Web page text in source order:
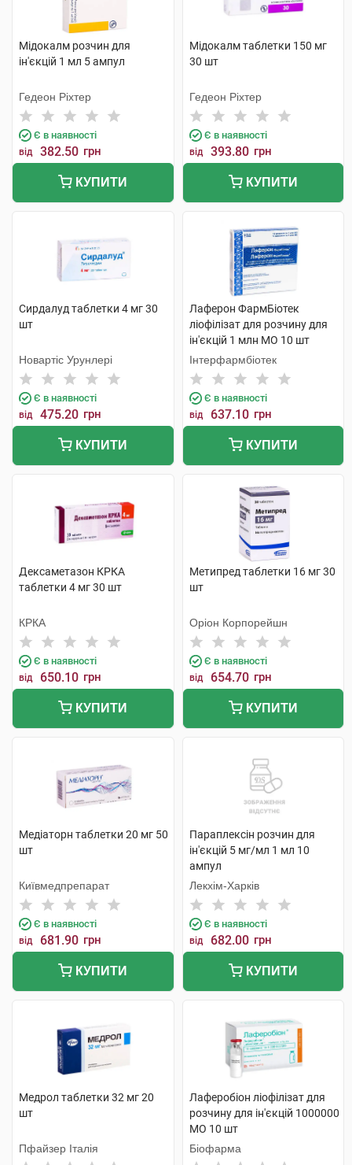
Мідокалм розчин для
ін'єкцій 1 мл 5 ампул
Гедеон Ріхтер
Є в наявності
від 382.50 грн
КУПИТИ
Мідокалм таблетки 150 мг
30 шт
Гедеон Ріхтер
Є в наявності
від 393.80 грн
КУПИТИ
Сирдалуд таблетки 4 мг 30
шт
Новартіс Урунлері
Є в наявності
від 475.20 грн
КУПИТИ
Лаферон ФармБіотек
ліофілізат для розчину для
ін'єкцій 1 млн МО 10 шт
Інтерфармбіотек
Є в наявності
від 637.10 грн
КУПИТИ
Дексаметазон КРКА
таблетки 4 мг 30 шт
КРКА
Є в наявності
від 650.10 грн
КУПИТИ
Метипред таблетки 16 мг 30
шт
Оріон Корпорейшн
Є в наявності
від 654.70 грн
КУПИТИ
Медіаторн таблетки 20 мг 50
шт
Київмедпрепарат
Є в наявності
від 681.90 грн
КУПИТИ
Параплексін розчин для
ін'єкцій 5 мг/мл 1 мл 10
ампул
Лекхім-Харків
Є в наявності
від 682.00 грн
КУПИТИ
Медрол таблетки 32 мг 20
шт
Пфайзер Італія
Лаферобіон ліофілізат для
розчину для ін'єкцій 1000000
МО 10 шт
Біофарма